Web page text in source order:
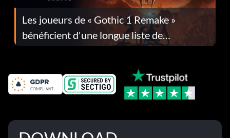
Les joueurs de « Gothic 1 Remake »
bénéficient d'une longue liste de
corrections dans la mise à jour 1.0.4